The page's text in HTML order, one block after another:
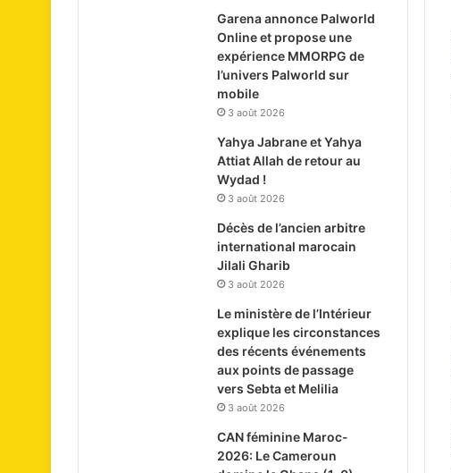
Garena annonce Palworld
Online et propose une
expérience MMORPG de
l’univers Palworld sur
mobile
3 août 2026
Yahya Jabrane et Yahya
Attiat Allah de retour au
Wydad !
3 août 2026
Décès de l’ancien arbitre
international marocain
Jilali Gharib
3 août 2026
Le ministère de l’Intérieur
explique les circonstances
des récents événements
aux points de passage
vers Sebta et Melilia
3 août 2026
CAN féminine Maroc-
2026: Le Cameroun